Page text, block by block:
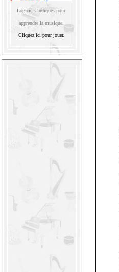
Logiciels ludiques pour
apprendre la musique.
Cliquez ici pour jouer.